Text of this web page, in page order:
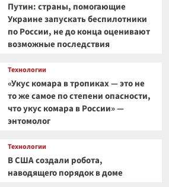
Путин: страны, помогающие
Украине запускать беспилотники
по России, не до конца оценивают
возможные последствия
Технологии
«Укус комара в тропиках — это не
то же самое по степени опасности,
что укус комара в России» —
энтомолог
Технологии
В США создали робота,
наводящего порядок в доме